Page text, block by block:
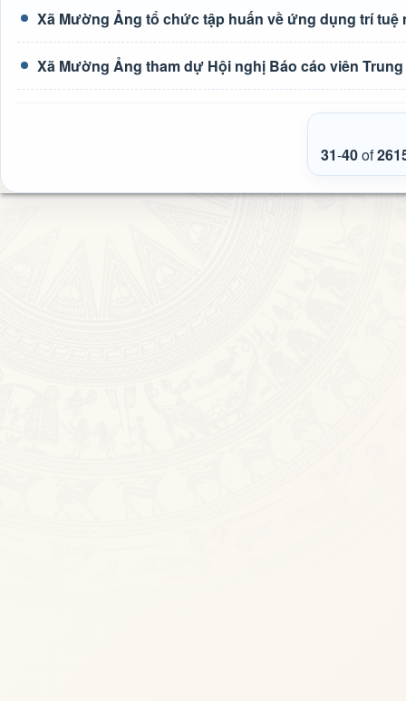
Xã Mường Ảng tổ chức tập huấn về ứng dụng trí tuệ
Xã Mường Ảng tham dự Hội nghị Báo cáo viên
31-40of